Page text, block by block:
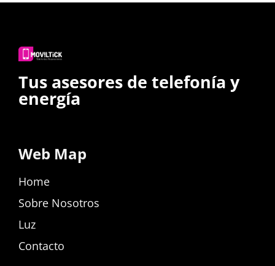
Tus asesores de telefonía y
energía
Web Map
Home
Sobre Nosotros
Luz
Contacto